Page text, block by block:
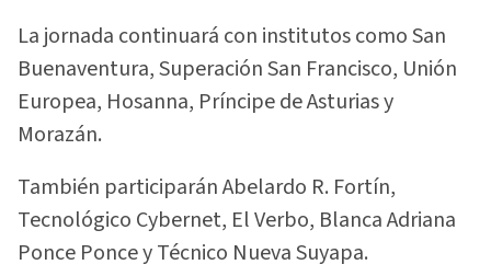
La jornada continuará con institutos como San
Buenaventura, Superación San Francisco, Unión
Europea, Hosanna, Príncipe de Asturias y
Morazán.
También participarán Abelardo R. Fortín,
Tecnológico Cybernet, El Verbo, Blanca Adriana
Ponce Ponce y Técnico Nueva Suyapa.